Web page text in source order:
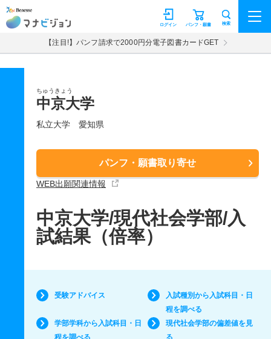
マナビジョン パンフ・願書
ログイン 検索
【注目!】パンフ請求で2000円分電子図書カードGET
ちゅうきょう
中京大学
私立大学 愛知県
パンフ・願書取り寄せ
WEB出願関連情報
中京大学/現代社会学部/入
試結果（倍率）
受験アドバイス
入試種別から入試科目・日
程を調べる
学部学科から入試科目・日
程を調べる
現代社会学部の偏差値を見
る